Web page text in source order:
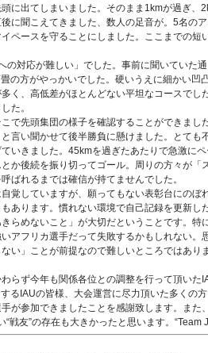
に出てしまいました。そのまま1kmが過ぎ、
に聞こえてきました、数人の足音が。5名の
ペースを守ることにしました。ここまでの短
の対応が難しい」でした。事前に聞いていた
の方がやっかいでした。硬いうえに細かい凹
く、高低差がほとんどない平坦なコースでし
た。
で先頭集団の様子を確認することができま
言い聞かせて後半勝負に懸けました。とて
いきました。45kmを過ぎたあたりで急激に
か後続を振り切ってゴール。周りの方々が「
ばれるまでは確信が持てませんでした。
覚していますが、願ってもない表彰台にの
あります。慣れない環境で自己記録を更新し
らめないこと」が大切だということです。特
アフリカ選手だって失敗するかもしれない。
い」ことが前提なので難しいところではあ
らず今年も関係各位との調整を行って頂いた
るIAUの皆様、大会運営に尽力頂いた多くの
が参加できましたことを感謝致します。ま
戦友”の存在も大きかったと思います。“Team